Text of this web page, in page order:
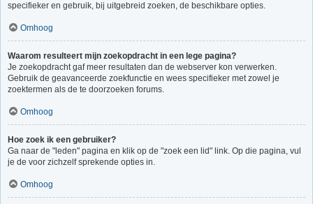
specifieker en gebruik, bij uitgebreid zoeken, de beschikbare opties.
Omhoog
Waarom resulteert mijn zoekopdracht in een lege pagina?
Je zoekopdracht gaf meer resultaten dan de webserver kon verwerken.
Gebruik de geavanceerde zoekfunctie en wees specifieker met zowel je
zoektermen als de te doorzoeken forums.
Omhoog
Hoe zoek ik een gebruiker?
Ga naar de "leden" pagina en klik op de "zoek een lid" link. Op die pagina, vul
je de voor zichzelf sprekende opties in.
Omhoog